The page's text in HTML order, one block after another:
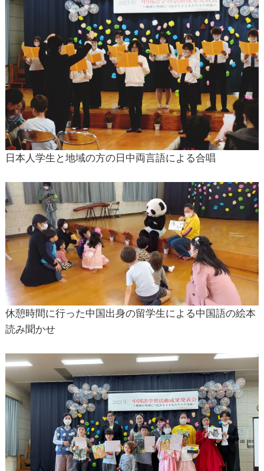
日本人学生と地域の方の日中両言語による合唱
休憩時間に行った中国出身の留学生による中国語の絵本
読み聞かせ